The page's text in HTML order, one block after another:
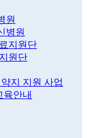
원
병원
지원단
원단
지 지원 사업
육안내